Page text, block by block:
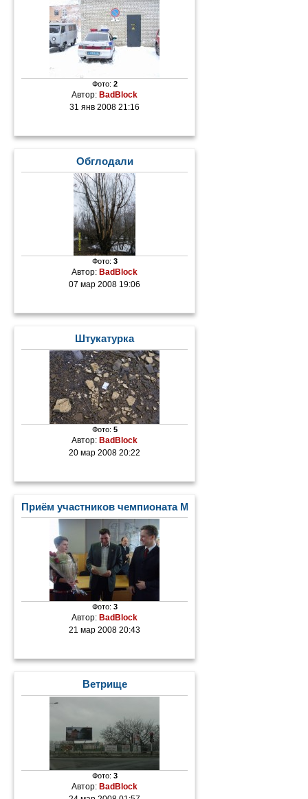
Фото: 2
Автор:BadBlock
31 янв 2008 21:16
Обглодали
Фото: 3
Автор: BadBlock
07 мар 2008 19:06
Штукатурка
Фото: 5
Автор: BadBlock
20 мар 2008 20:22
Приём участников чемпионата Мира по лыжным
Фото: 3
Автор: BadBlock
21 мар 2008 20:43
Ветрище
Фото: 3
Автор:BadBlock